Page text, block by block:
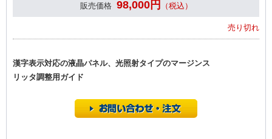
販売価格 98,000円 （税込）
売り切れ
漢字表示対応の液晶パネル、光照射タイプのマージンス
リッタ調整用ガイド